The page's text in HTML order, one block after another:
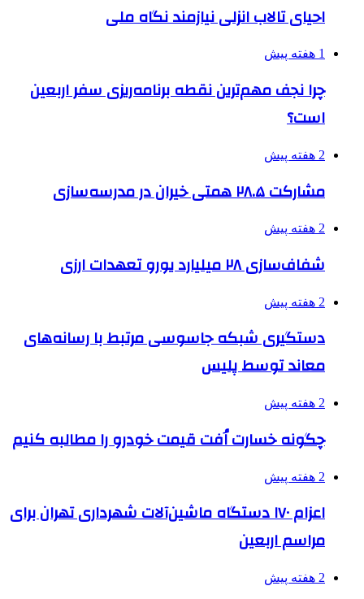
احیای تالاب انزلی نیازمند نگاه ملی
1 هفته پیش
چرا نجف مهم‌ترین نقطه برنامه‌ریزی سفر اربعین
است؟
2 هفته پیش
مشارکت ۲۸.۵ همتی خیران در مدرسه‌سازی
2 هفته پیش
شفاف‌سازی ۲۸ میلیارد یورو تعهدات ارزی
2 هفته پیش
دستگیری شبکه جاسوسی مرتبط با رسانه‌های
معاند توسط پلیس
2 هفته پیش
چگونه خسارت اُفت قیمت خودرو را مطالبه کنیم
2 هفته پیش
اعزام ۱۷۰ دستگاه ماشین‌آلات شهرداری تهران برای
مراسم اربعین
2 هفته پیش